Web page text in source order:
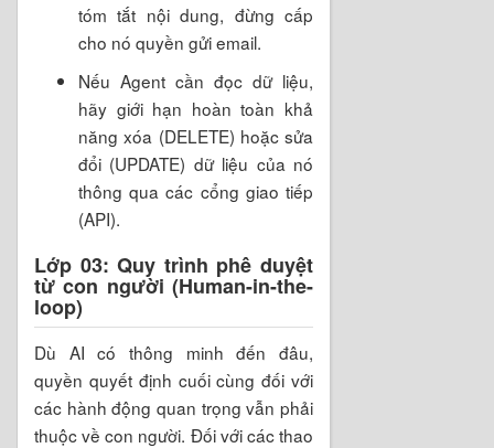
tóm tắt nội dung, đừng cấp
cho nó quyền gửi email.
Nếu Agent cần đọc dữ liệu,
hãy giới hạn hoàn toàn khả
năng xóa (DELETE) hoặc sửa
đổi (UPDATE) dữ liệu của nó
thông qua các cổng giao tiếp
(API).
Lớp 03: Quy trình phê duyệt
từ con người (Human-in-the-
loop)
Dù AI có thông minh đến đâu,
quyền quyết định cuối cùng đối với
các hành động quan trọng vẫn phải
thuộc về con người. Đối với các thao